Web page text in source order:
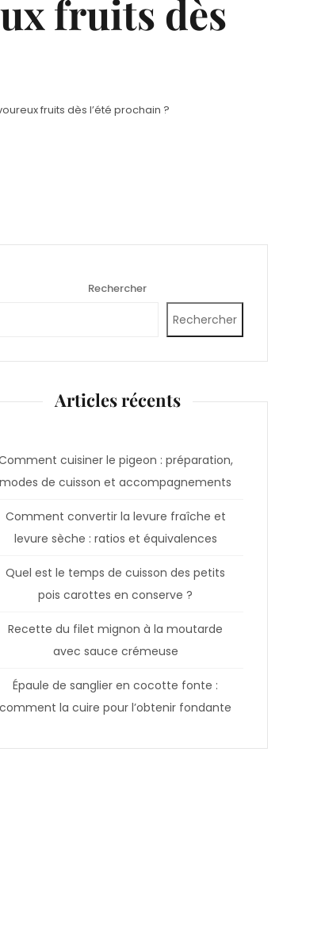
fruits dès
fruits dès l’été prochain ?
Rechercher
Rechercher
Articles récents
cuisiner le pigeon : préparation,
modes de cuisson et accompagnements
Comment convertir la levure fraîche et
levure sèche : ratios et équivalences
Quel est le temps de cuisson des petits
pois carottes en conserve ?
Recette du filet mignon à la moutarde
avec sauce crémeuse
Épaule de sanglier en cocotte fonte :
comment la cuire pour l’obtenir fondante